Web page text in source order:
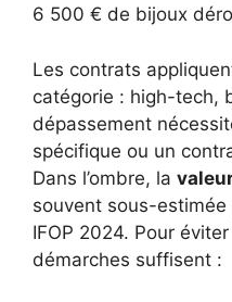
6 500 € de bijoux
Les contrats
catégorie : high-tech,
dépassement
spécifique ou un
Dans l’ombre, la
souvent sous-estimée
IFOP 2024. Pour
démarches suffisent :